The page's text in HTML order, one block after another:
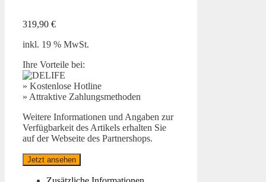
319,90 €
inkl. 19 % MwSt.
Ihre Vorteile bei:
» Kostenlose Hotline
» Attraktive Zahlungsmethoden
Weitere Informationen und Angaben zur
Verfügbarkeit des Artikels erhalten Sie
auf der Webseite des Partnershops.
Jetzt ansehen